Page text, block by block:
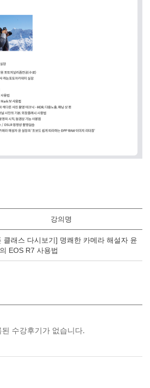
강의명
클래스 다시보기] 명쾌한 카메라 해설자 윤
EOS R7 사용법